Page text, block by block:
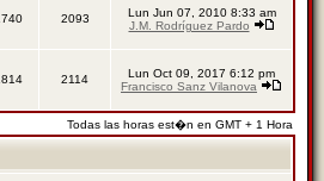
2093
Lun Jun 07, 2010 8:33 am
J.M. Rodríguez Pardo
2114
Lun Oct 09, 2017 6:12 pm
Francisco Sanz Vilanova
Todas las horas est�n en GMT + 1 Hora